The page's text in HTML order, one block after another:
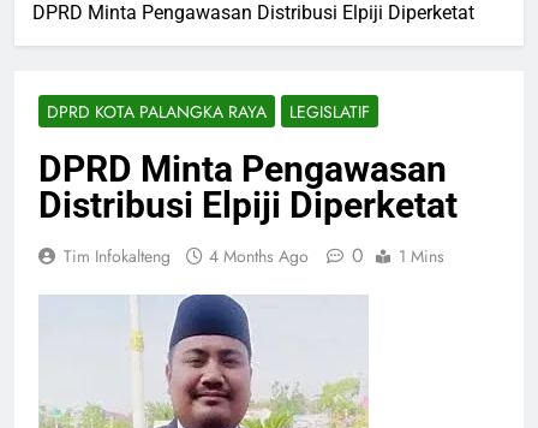
DPRD Minta Pengawasan Distribusi Elpiji Diperketat
DPRD KOTA PALANGKA RAYA LEGISLATIF
DPRD Minta Pengawasan
Distribusi Elpiji Diperketat
Tim Infokalteng 4 Months Ago 0 1 Mins